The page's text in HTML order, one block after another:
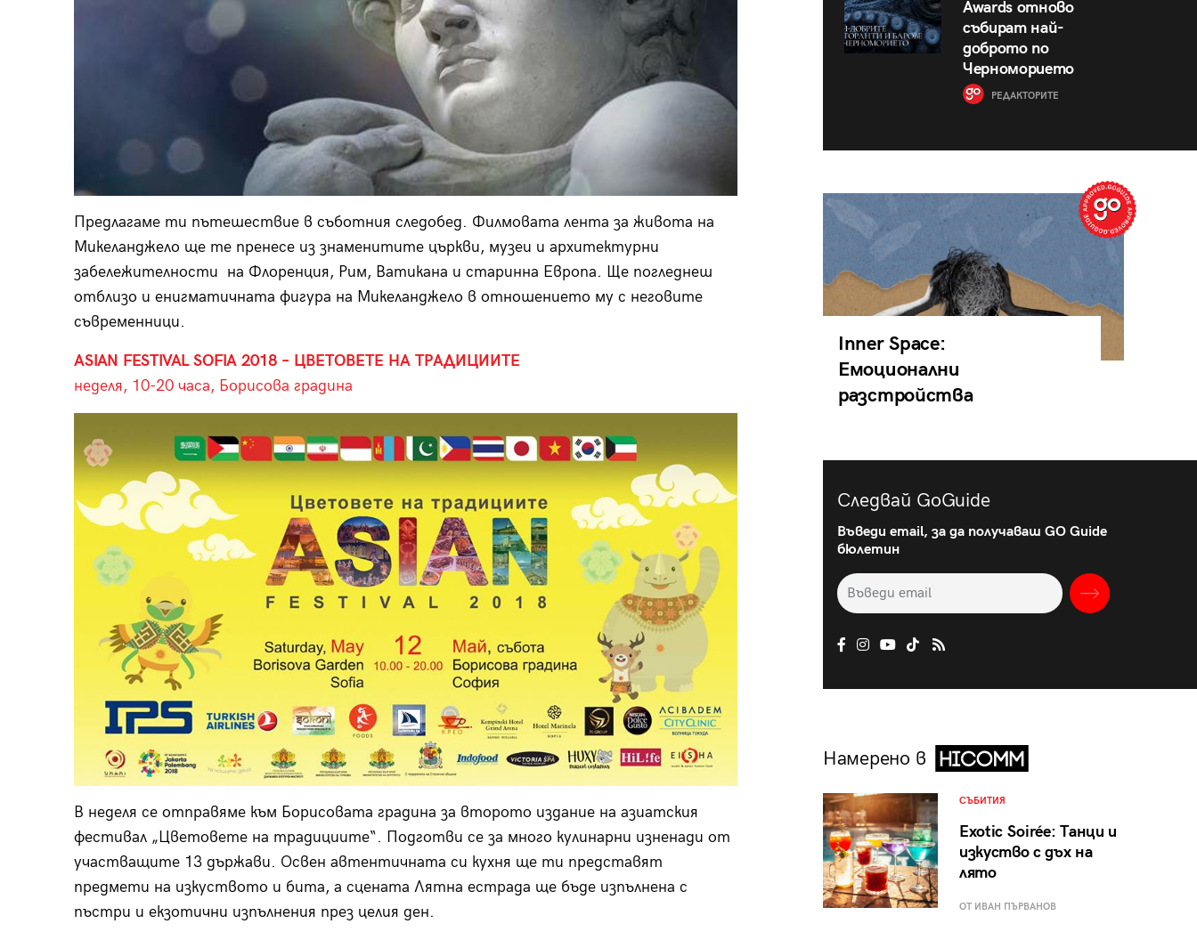
Предлагаме ти пътешествие в съботния следобед. Филмовата лента за живота на
Микеланджело ще те пренесе из знаменитите църкви, музеи и архитектурни
забележителности на Флоренция, Рим, Ватикана и старинна Европа. Ще погледнеш
отблизо и енигматичната фигура на Микеланджело в отношението му с неговите
съвременници.
ASIAN FESTIVAL SOFIA 2018 – ЦВЕТОВЕТЕ НА ТРАДИЦИИТЕ
неделя, 10-20 часа, Борисова градина
В неделя се отправяме към Борисовата градина за второто издание на азиатския
фестивал „Цветовете на традициите“. Подготви се за много кулинарни изненади от
участващите 13 държави. Освен автентичната си кухня ще ти представят
предмети на изкуството и бита, а сцената Лятна естрада ще бъде изпълнена с
пъстри и екзотични изпълнения през целия ден.
Awards отново
събират най-
доброто по
Черноморието
РЕДАКТОРИТЕ
Inner Space:
Емоционални
разстройства
Следвай GoGuide
Въведи email, за да получаваш GO Guide
бюлетин
Намерено в
СЪБИТИЯ
Exotic Soirée: Танци и
изкуство с дъх на
лято
ОТ ИВАН ПЪРВАНОВ